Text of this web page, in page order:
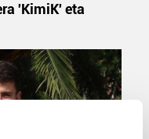
'KimiK' eta